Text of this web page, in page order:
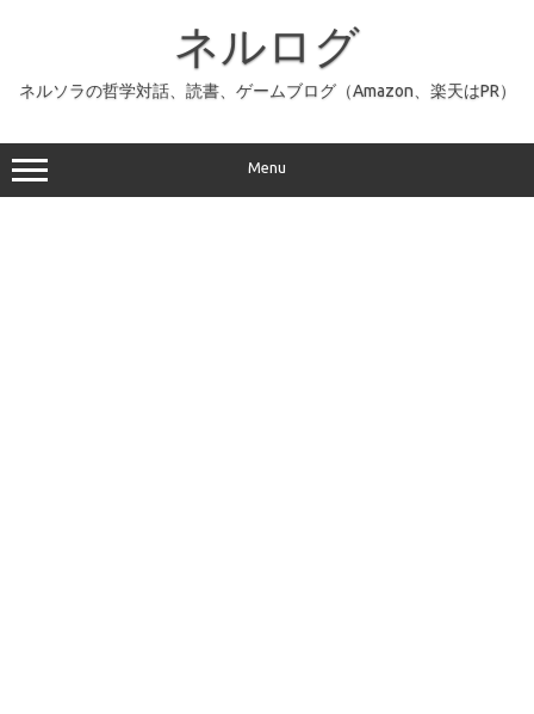
ッ
プ
ネルログ
ネルソラの哲学対話、読書、ゲームブログ（Amazon、楽天はPR）
Menu